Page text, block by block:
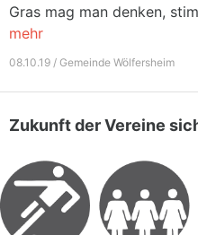
Gras mag man denken,
mehr
08.10.19 / Gemeinde Wölfersheim
Zukunft der Vereine